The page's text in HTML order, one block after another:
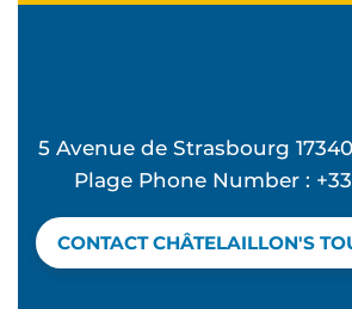
Atelier Souvenirs de vacances
Beach club - Mômes à la plage
Water rescue
Le beau séjour d'Albertine -
5 Avenue de Strasbourg
Plage Phone Number :
CONTACT CHÂTELAILLON'S